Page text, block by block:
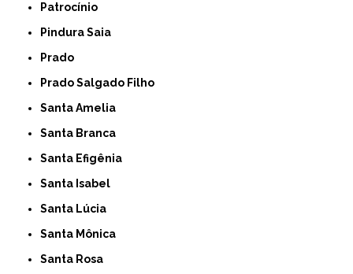
Patrocínio
Pindura Saia
Prado
Prado Salgado Filho
Santa Amelia
Santa Branca
Santa Efigênia
Santa Isabel
Santa Lúcia
Santa Mônica
Santa Rosa